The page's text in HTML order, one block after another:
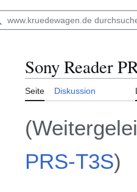
Sony Reader
Seite Diskussion
PRS-T3S)